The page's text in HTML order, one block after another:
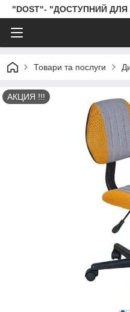
"DOST"- "ДОСТУПНИЙ ДЛЯ
Товари та послуги
АКЦИЯ !!!